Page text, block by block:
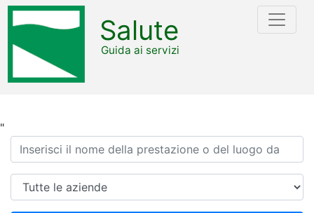
"
Salute
Guida ai servizi
Ricerca
Azienda